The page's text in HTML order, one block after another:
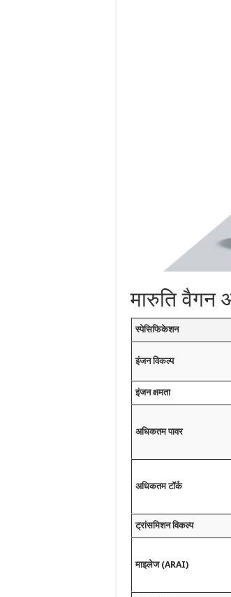
मारुति वैगन
स्पेसिफिकेशन
इंजन विकल्प
इंजन क्षमता
अधिकतम पावर
अधिकतम टॉर्क
ट्रांसमिशन विकल्प
माइलेज (ARAI)